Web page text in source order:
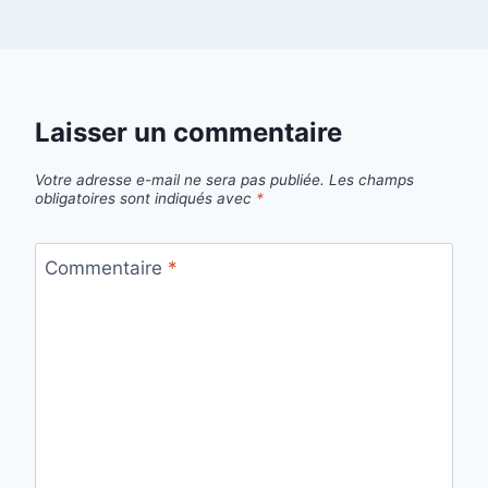
Laisser un commentaire
Votre adresse e-mail ne sera pas publiée. Les champs
obligatoires sont indiqués avec *
Commentaire *